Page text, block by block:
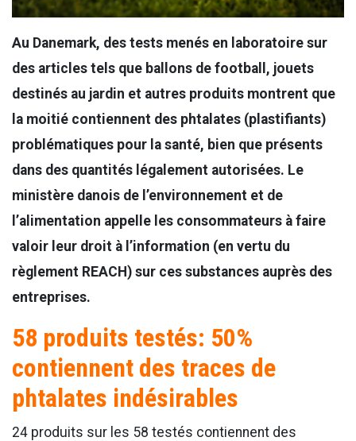
Au Danemark, des tests menés en laboratoire sur
des articles tels que ballons de football, jouets
destinés au jardin et autres produits montrent que
la moitié contiennent des phtalates (plastifiants)
problématiques pour la santé, bien que présents
dans des quantités légalement autorisées. Le
ministère danois de l’environnement et de
l’alimentation appelle les consommateurs à faire
valoir leur droit à l’information (en vertu du
règlement REACH) sur ces substances auprès des
entreprises.
58 produits testés: 50%
contiennent des traces de
phtalates indésirables
24 produits sur les 58 testés contiennent des